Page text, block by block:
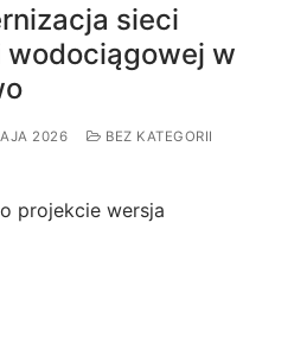
sieci
wodociągowej w
2026
BEZ KATEGORII
projekcie wersja